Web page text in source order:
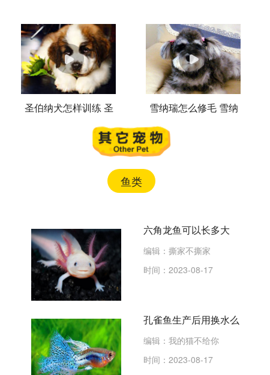
频
圣伯纳犬怎样训练 圣
伯纳犬训练方法视频分
雪纳瑞怎么修毛 雪纳
瑞修毛剪毛视频教程
鱼类
六角龙鱼可以长多大
编辑：撕家不撕家
时间：2023-08-17
孔雀鱼生产后用换水么
编辑：我的猫不给你
时间：2023-08-17